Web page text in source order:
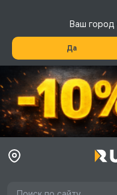
Ваш город
Да